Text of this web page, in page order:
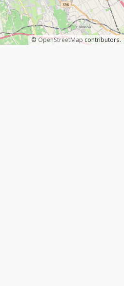
©OpenStreetMap contributors.